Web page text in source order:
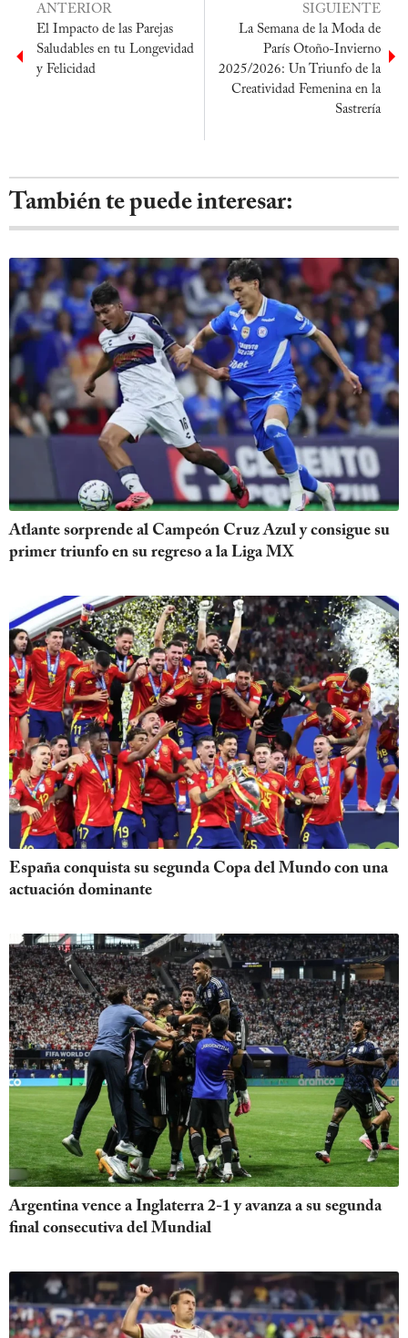
ANTERIOR
El Impacto de las Parejas
Saludables en tu Longevidad
y Felicidad
SIGUIENTE
La Semana de la Moda de
París Otoño-Invierno
2025/2026: Un Triunfo de la
Creatividad Femenina en la
Sastrería
También te puede interesar:
Atlante sorprende al Campeón Cruz Azul y consigue su
primer triunfo en su regreso a la Liga MX
España conquista su segunda Copa del Mundo con una
actuación dominante
Argentina vence a Inglaterra 2-1 y avanza a su segunda
final consecutiva del Mundial